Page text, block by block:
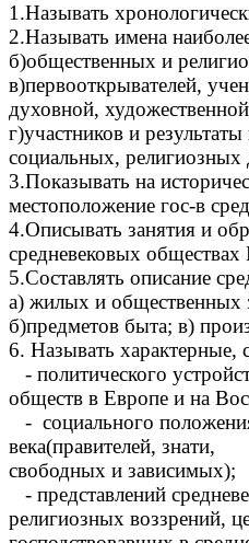
1.Называть
2.Называть имена
б)общественных и
в)первооткрывателей,
духовной,
г)участников и
социальных, религиозных
3.Показывать на
местоположение гос-в
4.Описывать занятия и
средневековых
5.Составлять описание
а) жилых и общественных
б)предметов быта; в)
6. Называть характерные,
- политического
обществ в Европе и на
- социального
века(правителей,
свободных и зависимых);
- представлений
религиозных воззрений,